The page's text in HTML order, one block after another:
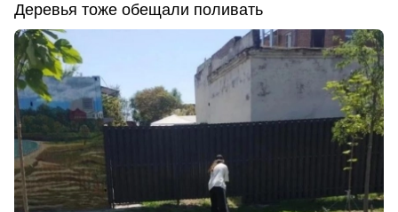
Деревья тоже обещали поливать